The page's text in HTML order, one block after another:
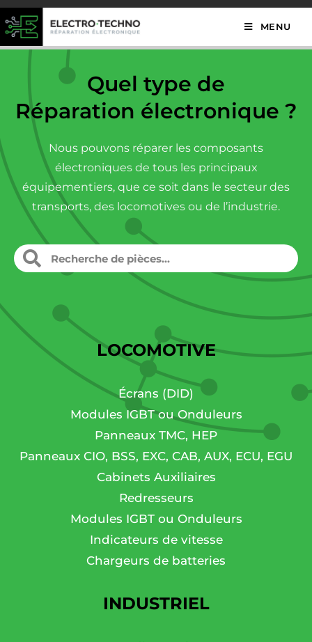
MENU
Quel type de
Réparation électronique ?
Nous pouvons réparer les composants
électroniques de tous les principaux
équipementiers, que ce soit dans le secteur des
transports, des locomotives ou de l’industrie.
LOCOMOTIVE
Écrans (DID)
Modules IGBT ou Onduleurs
Panneaux TMC, HEP
Panneaux CIO, BSS, EXC, CAB, AUX, ECU, EGU
Cabinets Auxiliaires
Redresseurs
Modules IGBT ou Onduleurs
Indicateurs de vitesse
Chargeurs de batteries
INDUSTRIEL